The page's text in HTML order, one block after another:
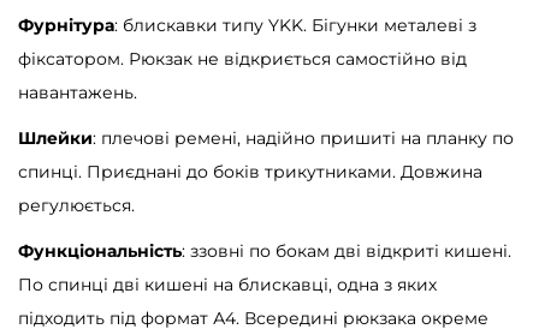
Фурнітура: блискавки типу YKK. Бігунки металеві з
фіксатором. Рюкзак не відкриється самостійно від
навантажень.
Шлейки: плечові ремені, надійно пришиті на планку по
спинці. Приєднані до боків трикутниками. Довжина
регулюється.
Функціональність: ззовні по бокам дві відкриті кишені.
По спинці дві кишені на блискавці, одна з яких
підходить під формат А4. Всередині рюкзака окреме